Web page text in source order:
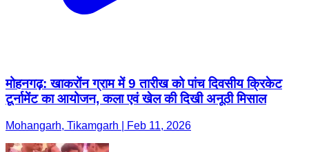
मोहनगढ़: खाकरोंन ग्राम में 9 तारीख को पांच दिवसीय क्रिकेट
टूर्नामेंट का आयोजन, कला एवं खेल की दिखी अनूठी मिसाल
Mohangarh, Tikamgarh | Feb 11, 2026